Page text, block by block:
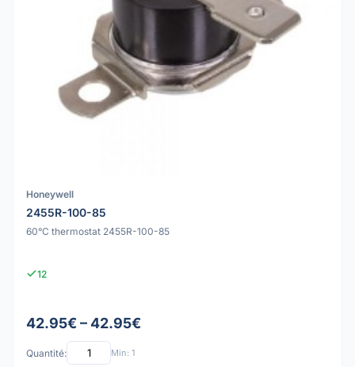
Honeywell
2455R-100-85
60°C thermostat 2455R-100-85
12
42.95€ – 42.95€
Quantité: Min: 1